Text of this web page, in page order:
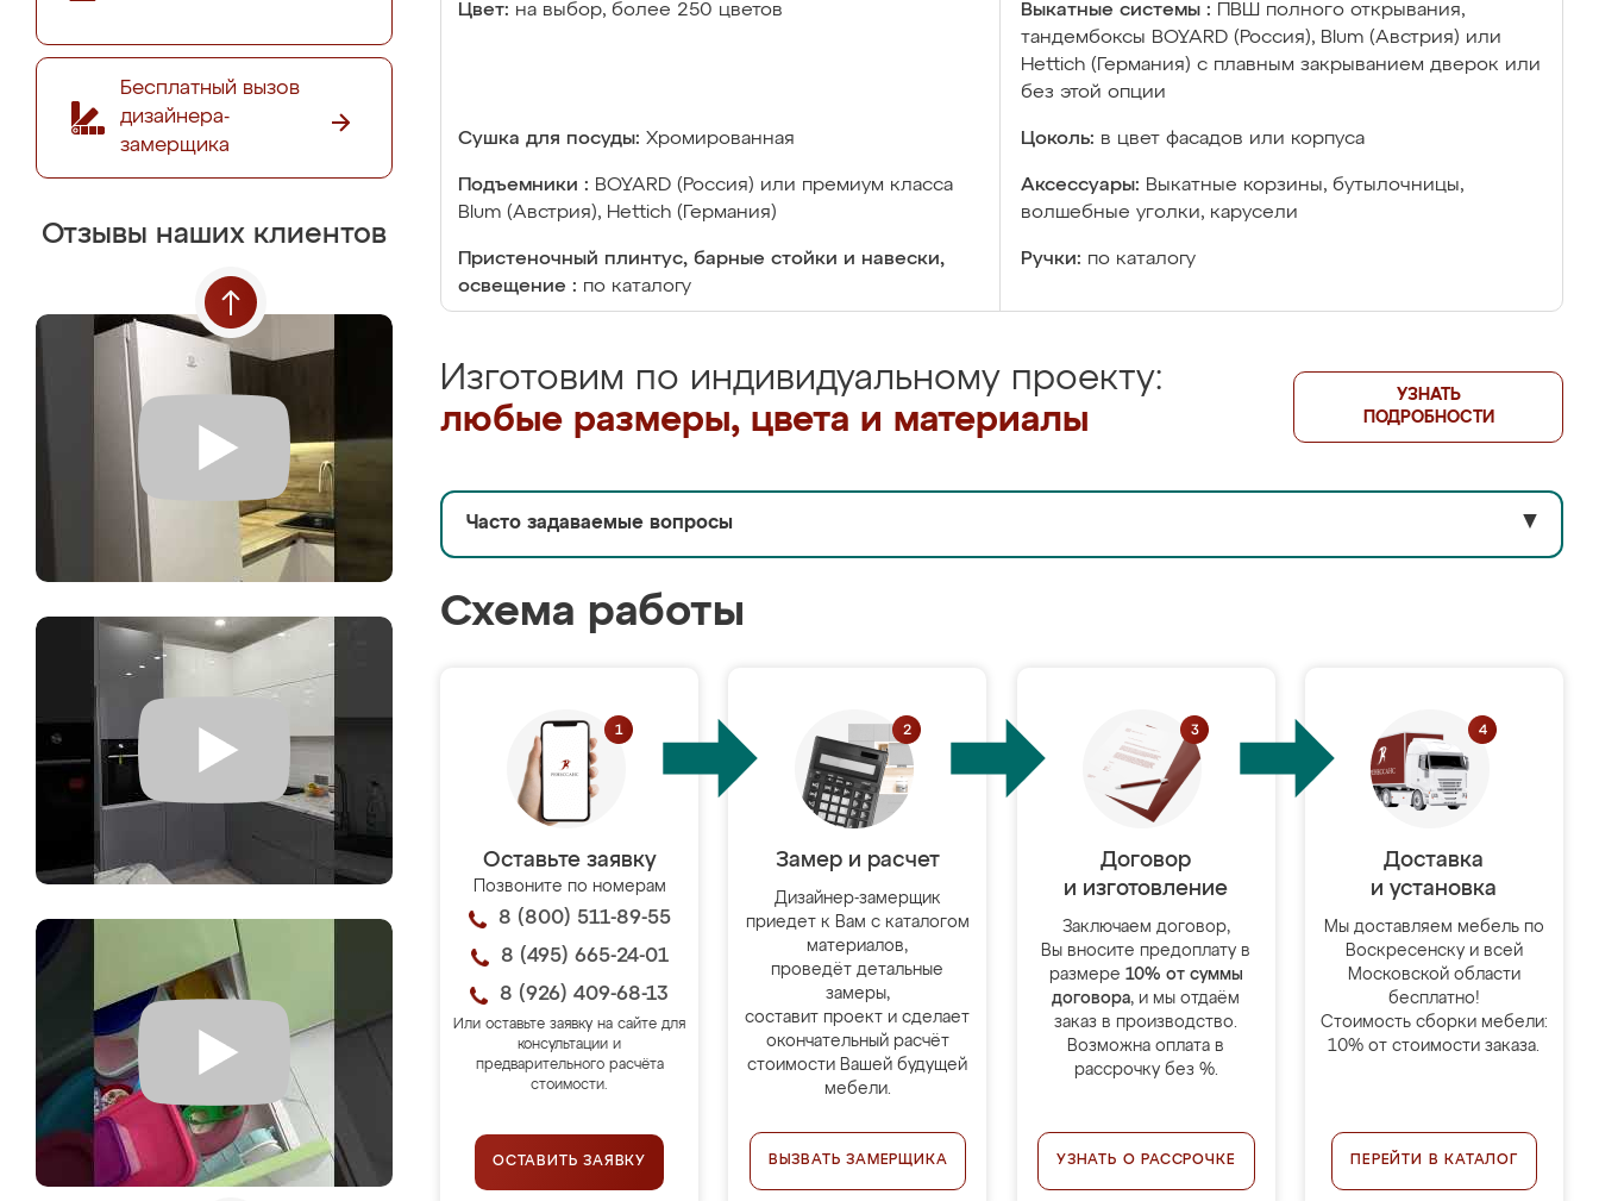
Бесплатный вызов
дизайнера-
замерщика
Отзывы наших клиентов
Цвет: на выбор, более 250 цветов Выкатные системы :
ПВШ полного открывания,
тандембоксы BOYARD (Россия), Blum (Австрия) или
Hettich (Германия) с плавным закрыванием дверок или
без этой опции
Сушка для посуды: Хромированная Цоколь: в цвет фасадов или корпуса
Подъемники : BOYARD (Россия) или премиум класса
Blum (Австрия), Hettich (Германия)
Аксессуары: Выкатные корзины, бутылочницы,
волшебные уголки, карусели
Пристеночный плинтус, барные стойки и навески,
освещение : по каталогу
Ручки: по каталогу
Изготовим по индивидуальному проекту:
любые размеры, цвета и материалы
УЗНАТЬ
ПОДРОБНОСТИ
Часто задаваемые вопросы ▼
Схема работы
Оставьте заявку
Позвоните по номерам
8 (800) 511-89-55
8 (495) 665-24-01
8 (926) 409-68-13
Или оставьте заявку на сайте для
консультации и
предварительного расчёта
стоимости.
ОСТАВИТЬ ЗАЯВКУ
Замер и расчет
Дизайнер-замерщик
приедет к Вам с каталогом
материалов,
проведёт детальные
замеры,
составит проект и сделает
окончательный расчёт
стоимости Вашей будущей
мебели.
ВЫЗВАТЬ ЗАМЕРЩИКА
Договор
и изготовление
Заключаем договор,
Вы вносите предоплату в
размере 10% от суммы
договора, и мы отдаём
заказ в производство.
Возможна оплата в
рассрочку без %.
УЗНАТЬ О РАССРОЧКЕ
Доставка
и установка
Мы доставляем мебель по
Воскресенску и всей
Московской области
бесплатно!
Стоимость сборки мебели:
10% от стоимости заказа.
ПЕРЕЙТИ В КАТАЛОГ